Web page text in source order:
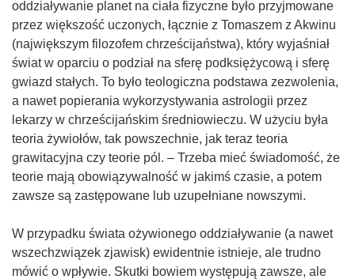
oddziaływanie planet na ciała fizyczne było przyjmowane
przez większość uczonych, łącznie z Tomaszem z Akwinu
(największym filozofem chrześcijaństwa), który wyjaśniał
świat w oparciu o podział na sferę podksiężycową i sferę
gwiazd stałych. To było teologiczna podstawa zezwolenia,
a nawet popierania wykorzystywania astrologii przez
lekarzy w chrześcijańskim średniowieczu. W użyciu była
teoria żywiołów, tak powszechnie, jak teraz teoria
grawitacyjna czy teorie pól. – Trzeba mieć świadomość, że
teorie mają obowiązywalność w jakimś czasie, a potem
zawsze są zastępowane lub uzupełniane nowszymi.
W przypadku świata ożywionego oddziaływanie (a nawet
wszechzwiązek zjawisk) ewidentnie istnieje, ale trudno
mówić o wpływie. Skutki bowiem występują zawsze, ale